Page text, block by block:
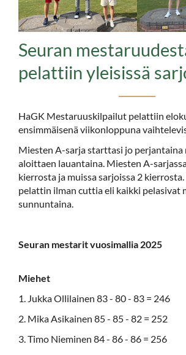
Seuran
pelattiin yleisissä
HaGK Mestaruuskilpailut pelattiin
ensimmäisenä viikonloppuna
Miesten A-sarja starttasi jo perjantaina
aloittaen lauantaina. Miesten A-
kierrosta ja muissa sarjoissa 2
pelattin ilman cuttia eli kaikki pelasivat
sunnuntaina.
Seuran mestarit vuosimallia 2025
Miehet
1. Jukka Ollilainen 83 - 80 - 83 = 246
2. Mika Asikainen 85 - 85 - 82 = 252
3. Timo Nieminen 84 - 86 - 86 = 256